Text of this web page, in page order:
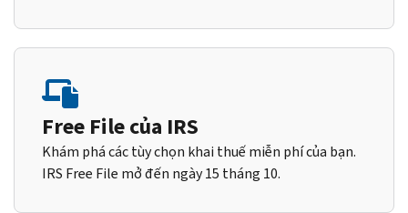
Free File của IRS
Khám phá các tùy chọn khai thuế miễn phí của bạn.
IRS Free File mở đến ngày 15 tháng 10.